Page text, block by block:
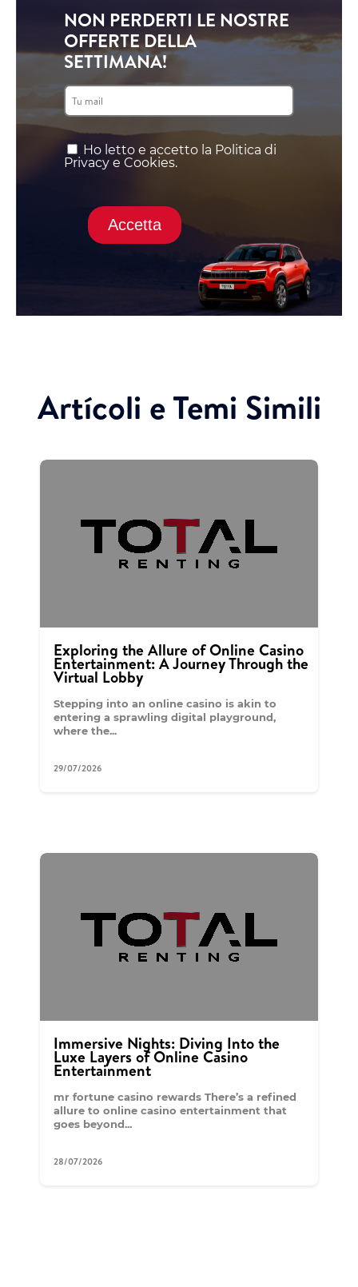
NON PERDERTI LE NOSTRE
OFFERTE DELLA
SETTIMANA!
Ho letto e accetto la Politica di
Privacy e Cookies.
Accetta
Artícoli e Temi Simili
Exploring the Allure of Online Casino
Entertainment: A Journey Through the
Virtual Lobby
Stepping into an online casino is akin to
entering a sprawling digital playground,
where the...
29/07/2026
Immersive Nights: Diving Into the
Luxe Layers of Online Casino
Entertainment
mr fortune casino rewards There’s a refined
allure to online casino entertainment that
goes beyond...
28/07/2026